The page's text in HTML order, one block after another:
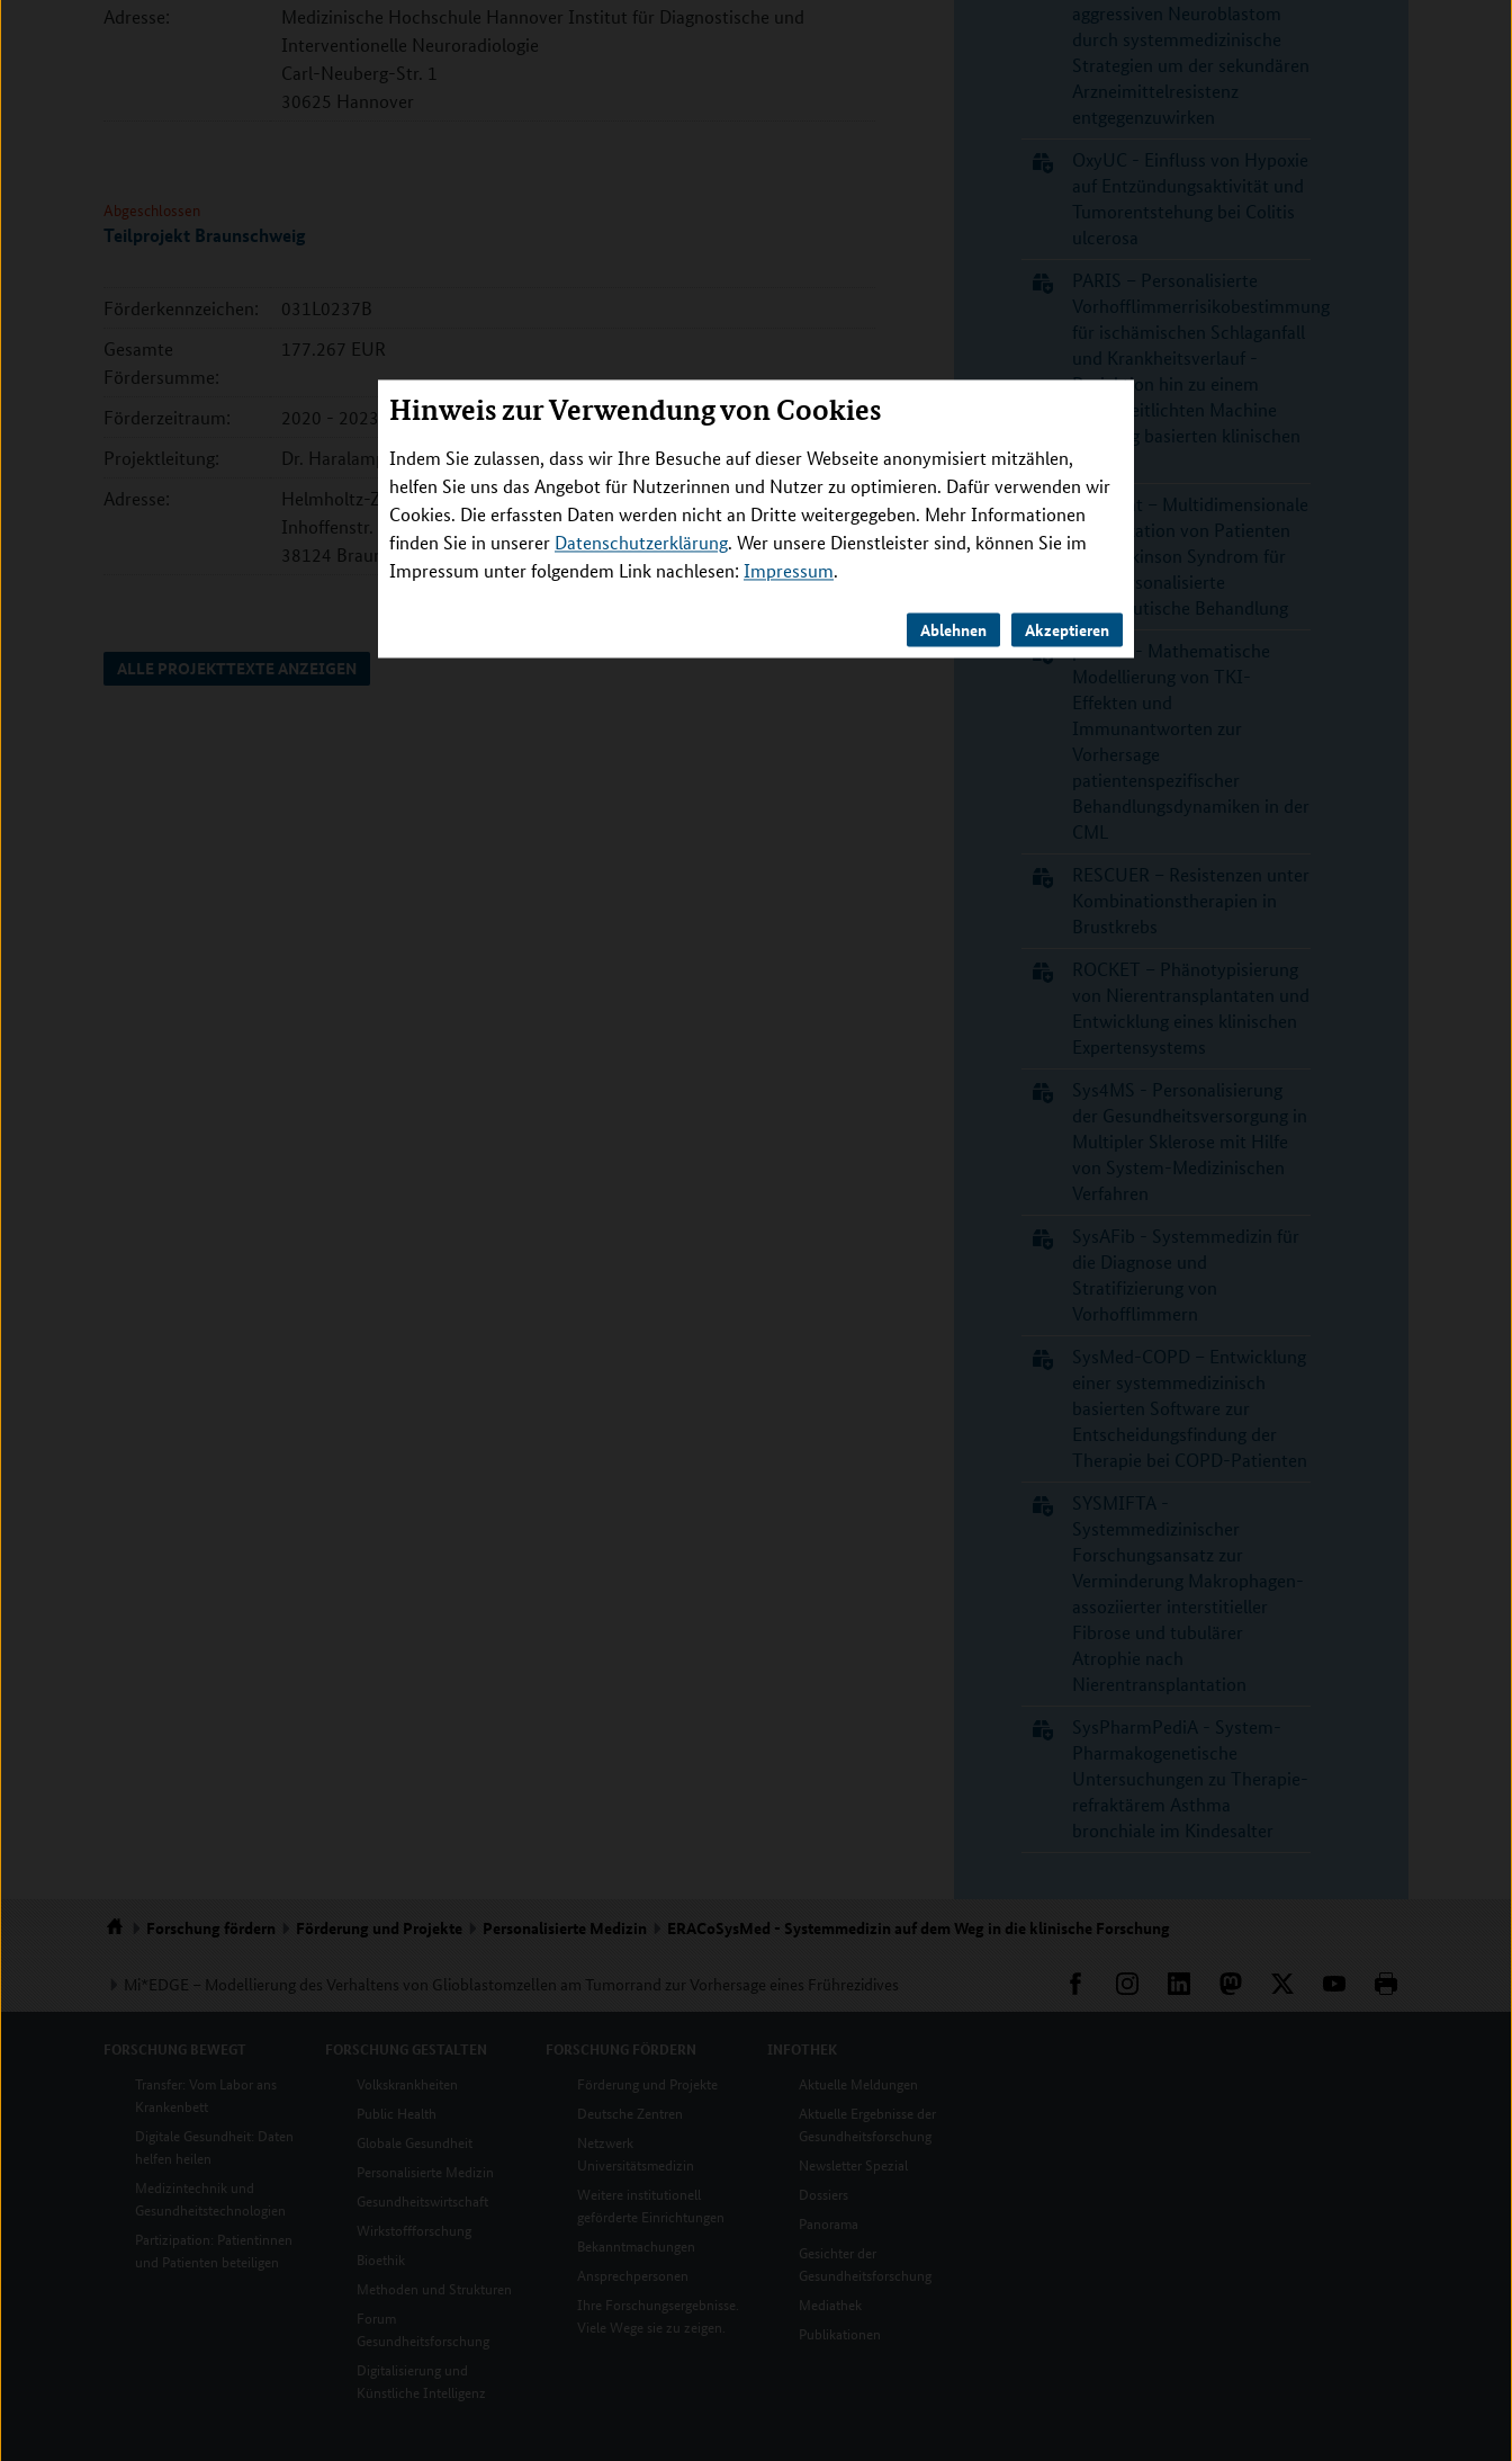
Hinweis zur Verwendung von Cookies
Indem Sie zulassen, dass wir Ihre Besuche auf dieser Webseite anonymisiert mitzählen,
helfen Sie uns das Angebot für Nutzerinnen und Nutzer zu optimieren. Dafür verwenden wir
Cookies. Die erfassten Daten werden nicht an Dritte weitergegeben. Mehr Informationen
finden Sie in unserer Datenschutzerklärung. Wer unsere Dienstleister sind, können Sie im
Impressum unter folgendem Link nachlesen: Impressum.
Ablehnen Akzeptieren
Adresse:
Medizinische Hochschule Hannover Institut für Diagnostische und
Interventionelle Neuroradiologie
Carl-Neuberg-Str. 1
30625 Hannover
Abgeschlossen
Teilprojekt Braunschweig
Förderkennzeichen:
031L0237B
Gesamte
Fördersumme:
177.267 EUR
Förderzeitraum:
2020 - 2023
Projektleitung:
Dr. Haralampos Hatzikirou
Adresse:
Helmholtz-Zentrum für Infektionsforschung GmbH
Inhoffenstr. 7
38124 Braunschweig
ALLE PROJEKTTEXTE ANZEIGEN
aggressiven Neuroblastom
durch systemmedizinische
Strategien um der sekundären
Arzneimittelresistenz
entgegenzuwirken
OxyUC - Einfluss von Hypoxie
auf Entzündungsaktivität und
Tumorentstehung bei Colitis
ulcerosa
PARIS – Personalisierte
Vorhofflimmerrisikobestimmung
für ischämischen Schlaganfall
und Krankheitsverlauf -
Projektion hin zu einem
vereinheitlichten Machine
Learning basierten klinischen
Index
PD-Strat – Multidimensionale
Stratifikation von Patienten
mit Parkinson Syndrom für
eine personalisierte
therapeutische Behandlung
prediCt - Mathematische
Modellierung von TKI-
Effekten und
Immunantworten zur
Vorhersage
patientenspezifischer
Behandlungsdynamiken in der
CML
RESCUER – Resistenzen unter
Kombinationstherapien in
Brustkrebs
ROCKET – Phänotypisierung
von Nierentransplantaten und
Entwicklung eines klinischen
Expertensystems
Sys4MS - Personalisierung
der Gesundheitsversorgung in
Multipler Sklerose mit Hilfe
von System-Medizinischen
Verfahren
SysAFib - Systemmedizin für
die Diagnose und
Stratifizierung von
Vorhofflimmern
SysMed-COPD – Entwicklung
einer systemmedizinisch
basierten Software zur
Entscheidungsfindung der
Therapie bei COPD-Patienten
SYSMIFTA -
Systemmedizinischer
Forschungsansatz zur
Verminderung Makrophagen-
assoziierter interstitieller
Fibrose und tubulärer
Atrophie nach
Nierentransplantation
SysPharmPediA - System-
Pharmakogenetische
Untersuchungen zu Therapie-
refraktärem Asthma
bronchiale im Kindesalter
Forschung fördern Förderung und Projekte Personalisierte Medizin ERACoSysMed - Systemmedizin auf dem Weg in die klinische Forschung
Mi*EDGE – Modellierung des Verhaltens von Glioblastomzellen am Tumorrand zur Vorhersage eines Frührezidives
FORSCHUNG BEWEGT
Transfer: Vom Labor ans
Krankenbett
Digitale Gesundheit: Daten
helfen heilen
Medizintechnik und
Gesundheitstechnologien
Partizipation: Patientinnen
und Patienten beteiligen
FORSCHUNG GESTALTEN
Volkskrankheiten
Public Health
Globale Gesundheit
Personalisierte Medizin
Gesundheitswirtschaft
Wirkstoffforschung
Bioethik
Methoden und Strukturen
Forum
Gesundheitsforschung
Digitalisierung und
Künstliche Intelligenz
FORSCHUNG FÖRDERN
Förderung und Projekte
Deutsche Zentren
Netzwerk
Universitätsmedizin
Weitere institutionell
geförderte Einrichtungen
Bekanntmachungen
Ansprechpersonen
Ihre Forschungsergebnisse.
Viele Wege sie zu zeigen.
INFOTHEK
Aktuelle Meldungen
Aktuelle Ergebnisse der
Gesundheitsforschung
Newsletter Spezial
Dossiers
Panorama
Gesichter der
Gesundheitsforschung
Mediathek
Publikationen